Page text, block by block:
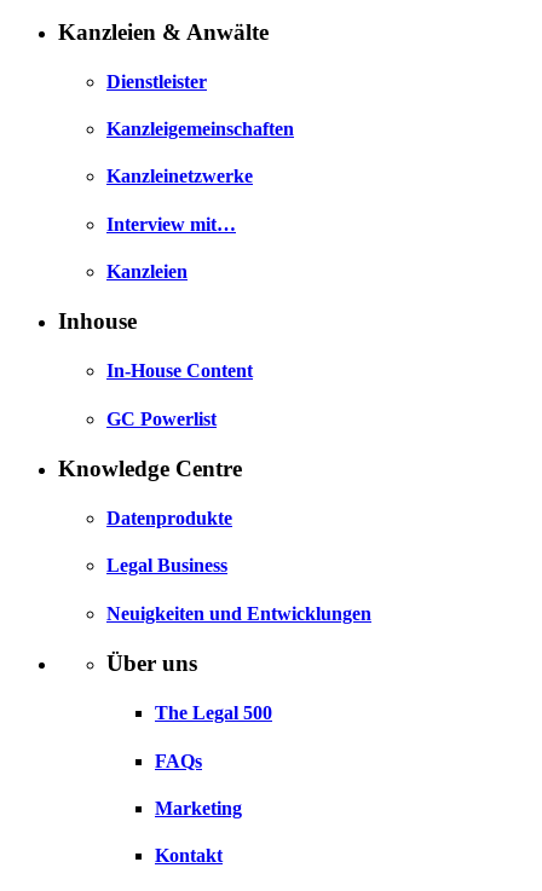
Kanzleien & Anwälte
Dienstleister
Kanzleigemeinschaften
Kanzleinetzwerke
Interview mit…
Kanzleien
Inhouse
In-House Content
GC Powerlist
Knowledge Centre
Datenprodukte
Legal Business
Neuigkeiten und Entwicklungen
Über uns
The Legal 500
FAQs
Marketing
Kontakt